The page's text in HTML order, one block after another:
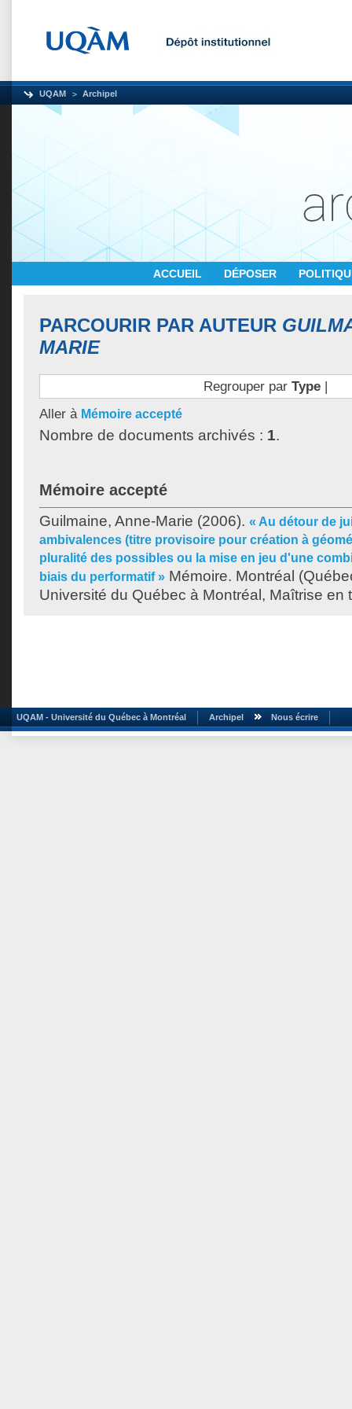
UQAM Archipel
ACCUEIL DÉPOSER
PARCOURIR PAR AUTEUR
MARIE
Regrouper par Type|
Aller à Mémoire accepté
Nombre de documents archivés : 1.
Mémoire accepté
Guilmaine, Anne-Marie (2006). « Au détour de
ambivalences (titre provisoire pour création à
pluralité des possibles ou la mise en jeu d'une
biais du performatif » Mémoire. Montréal
Université du Québec à Montréal, Maîtrise en
UQAM - Université du Québec à Montréal Archipel Nous écrire